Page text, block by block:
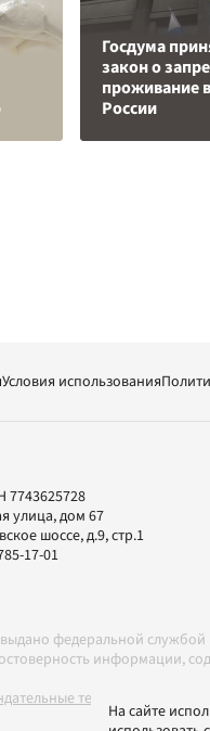
Госдума
закон о
проживание в
России
Условия использования
7743625728
улица, дом 67
шоссе, д.9, стр.1
17-01
федеральной
технологии в
На сайте